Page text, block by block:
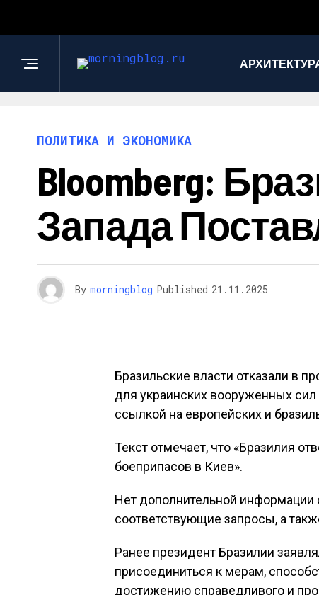
ПОЛИТИКА И ЭКОНОМИКА
Bloomberg:
Запада
By morningblog Published 21.11.2025
Бразильские власти отказали в
для украинских вооруженных
ссылкой на европейских и
Текст отмечает, что «Бразилия
боеприпасов в Киев».
Нет дополнительной информации
соответствующие запросы, а
Ранее президент Бразилии
присоединиться к мерам,
достижению справедливого и